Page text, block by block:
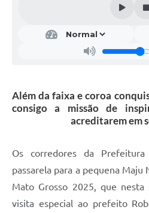
Além da faixa e coroa
consigo a missão de
acreditarem em
Os corredores da
passarela para a pequena
Mato Grosso 2025, que
visita especial ao prefeito